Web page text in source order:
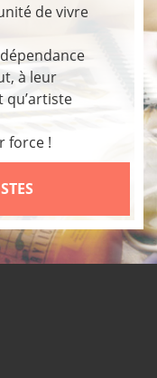
de vivre
à leur
qu’artiste
force !